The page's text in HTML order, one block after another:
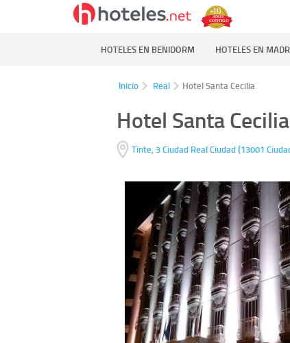
HOTELES EN BENIDORM HOTELES EN
Inicio Real Hotel Santa Cecilia
Hotel Santa Cecilia
Tinte, 3Ciudad Real Ciudad(13001